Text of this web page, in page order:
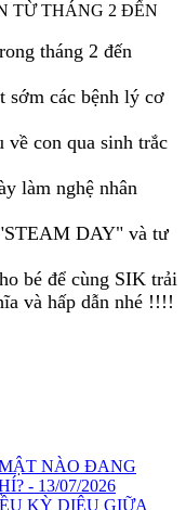
TỪ THÁNG 2 ĐẾN
tháng 2 đến
sớm các bệnh lý cơ
về con qua sinh trắc
làm nghệ nhân
DAY" và tư
bé để cùng SIK trải
và hấp dẫn nhé !!!!
NÀO ĐANG
- 13/07/2026
KỲ DIỆU GIỮA